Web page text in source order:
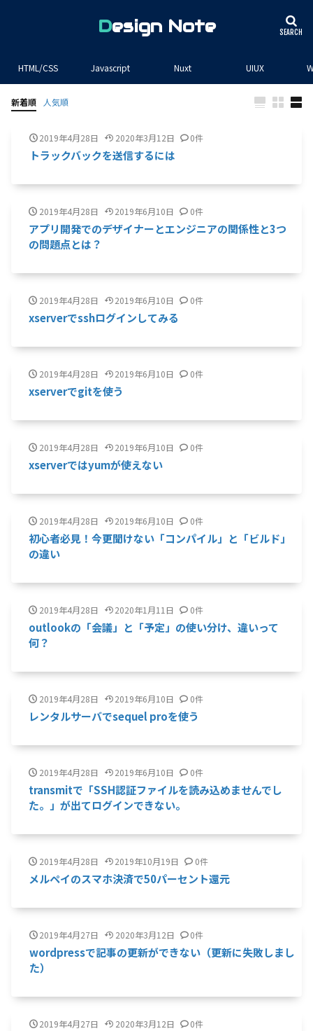
Design Note
HTML/CSS Javascript Nuxt UIUX
新着順 人気順
2019年4月28日 2020年3月12日 0件
トラックバックを送信するには
2019年4月28日 2019年6月10日 0件
アプリ開発でのデザイナーとエンジニアの関係性と3つ
の問題点とは？
2019年4月28日 2019年6月10日 0件
xserverでsshログインしてみる
2019年4月28日 2019年6月10日 0件
xserverでgitを使う
2019年4月28日 2019年6月10日 0件
xserverではyumが使えない
2019年4月28日 2019年6月10日 0件
初心者必見！今更聞けない「コンパイル」と「ビルド」
の違い
2019年4月28日 2020年1月11日 0件
outlookの「会議」と「予定」の使い分け、違いって
何？
2019年4月28日 2019年6月10日 0件
レンタルサーバでsequel proを使う
2019年4月28日 2019年6月10日 0件
transmitで「SSH認証ファイルを読み込めませんでし
た。」が出てログインできない。
2019年4月28日 2019年10月19日 0件
メルペイのスマホ決済で50パーセント還元
2019年4月27日 2020年3月12日 0件
wordpressで記事の更新ができない（更新に失敗しまし
た）
2019年4月27日 2020年3月12日 0件